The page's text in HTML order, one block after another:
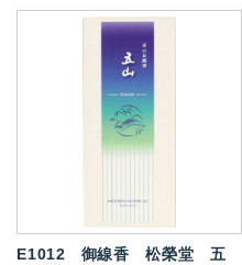
E1012
御線香 松榮堂 五